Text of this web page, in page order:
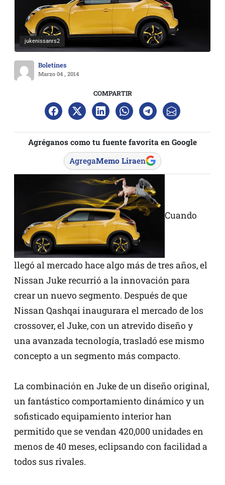
jukenissanrs2
Boletines
Marzo 04 , 2014
COMPARTIR
Agréganos como tu fuente favorita en Google
AgregaMemo Liraen
Cuando
llegó al mercado hace algo más de tres años, el
Nissan Juke recurrió a la innovación para
crear un nuevo segmento. Después de que
Nissan Qashqai inaugurara el mercado de los
crossover, el Juke, con un atrevido diseño y
una avanzada tecnología, trasladó ese mismo
concepto a un segmento más compacto.
La combinación en Juke de un diseño original,
un fantástico comportamiento dinámico y un
sofisticado equipamiento interior han
permitido que se vendan 420,000 unidades en
menos de 40 meses, eclipsando con facilidad a
todos sus rivales.